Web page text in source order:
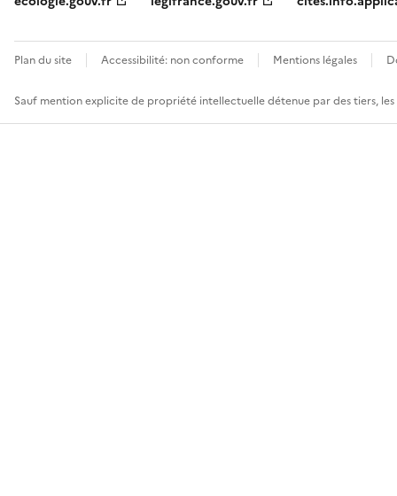
Plan du site Accessibilité: non conforme Mentions légales
Sauf mention explicite de propriété intellectuelle détenue par des tiers,